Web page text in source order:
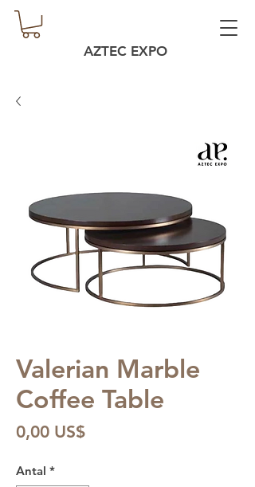
AZTEC EXPO
Valerian Marble
Coffee Table
0,00 US$Pris
Antal *